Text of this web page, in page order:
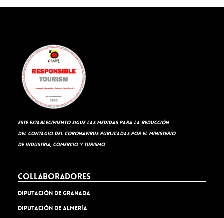
Este establecimiento sigue las medidas para la reducción
del contagio del coronavirus publicadas por el Ministerio
de Industria, Comercio y Turismo
Collaboradores
Diputación de Granada
Diputación de Almería